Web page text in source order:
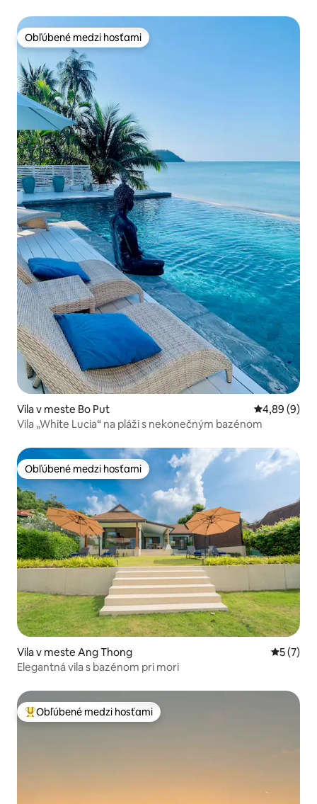
Obľúbené medzi hosťami
Obľúbené medzi hosťami
Vila v meste Bo Put Priemerné
4,89 (9)
Vila „White Lucia“ na pláži s nekonečným bazénom
Obľúbené medzi hosťami
Obľúbené medzi hosťami
Vila v meste Ang Thong
5 (7)
Elegantná vila s bazénom pri mori
Najobľúbenejšie medzi hosťami
Obľúbené medzi hosťami